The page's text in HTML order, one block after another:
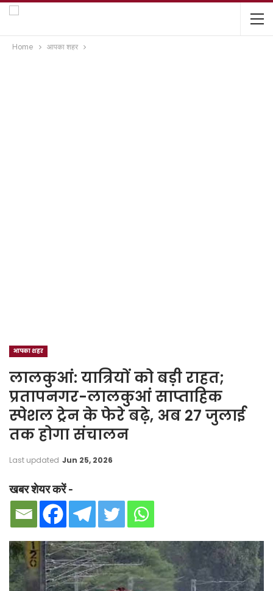
Home आपका शहर
आपका शहर
लालकुआं: यात्रियों को बड़ी राहत;
प्रतापनगर-लालकुआं साप्ताहिक
स्पेशल ट्रेन के फेरे बढ़े, अब 27 जुलाई
तक होगा संचालन
Last updated Jun 25, 2026
खबर शेयर करें -